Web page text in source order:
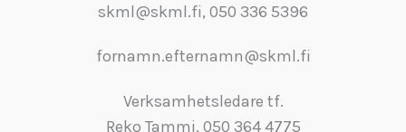
skml@skml.fi, 050 336 5396
fornamn.efternamn@skml.fi
Verksamhetsledare tf.
Reko Tammi, 050 364 4775